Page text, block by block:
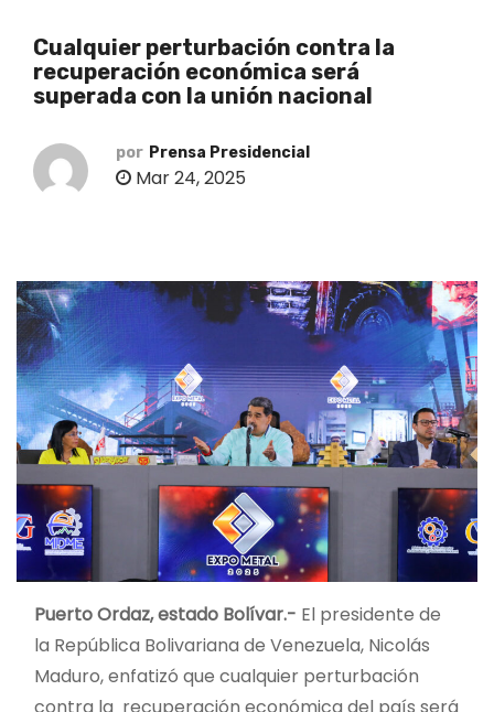
Cualquier perturbación contra la
recuperación económica será
superada con la unión nacional
por Prensa Presidencial
Mar 24, 2025
Puerto Ordaz, estado Bolívar.- El presidente de
la República Bolivariana de Venezuela, Nicolás
Maduro, enfatizó que cualquier perturbación